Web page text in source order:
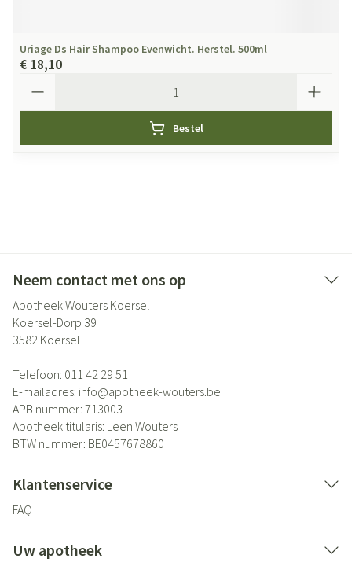
Uriage Ds Hair Shampoo Evenwicht. Herstel. 500ml
€ 18,10
Bestel
Neem contact met ons op
Apotheek Wouters Koersel
Koersel-Dorp 39
3582 Koersel
Telefoon: 011 42 29 51
E-mailadres: info@apotheek-wouters.be
APB nummer: 713003
Apotheek titularis: Leen Wouters
BTW nummer: BE0457678860
Klantenservice
FAQ
Uw apotheek